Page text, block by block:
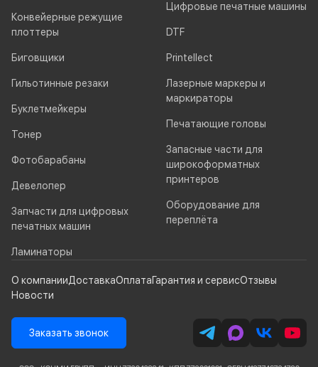
Конвейерные режущие
плоттеры
Биговщики
Гильотинные резаки
Буклетмейкеры
Тонер
Фотобарабаны
Девелопер
Запчасти для цифровых
печатных машин
Ламинаторы
Цифровые печатные машины
DTF
Printellect
Лазерные маркеры и
маркираторы
Печатающие головы
Запасные части для
широкоформатных
принтеров
Оборудование для
переплёта
О компанииДоставкаОплатаГарантия и сервисОтзывы
Новости
Заказать звонок